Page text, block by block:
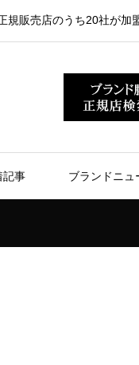
販売店のうち20社が加
記事 ブランドニュ